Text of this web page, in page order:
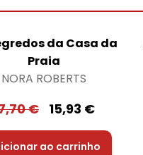
da Casa da
Praia
NORA ROBERTS
€ 15,93 €
ao carrinho